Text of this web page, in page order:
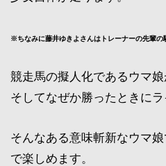
※ちなみに藤井ゆきよさんはトレーナーの先輩の
競走馬の擬人化であるウマ娘
そしてなぜか勝ったときにラ
そんなある意味斬新なウマ
で楽しめます。